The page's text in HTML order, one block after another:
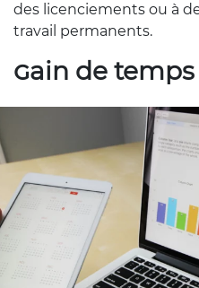
des licenciements ou à
travail permanents.
Gain de